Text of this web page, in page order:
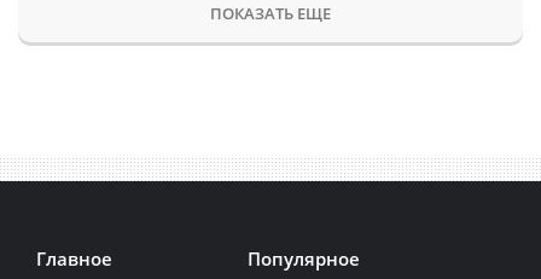
ПОКАЗАТЬ ЕЩЕ
Главное Популярное